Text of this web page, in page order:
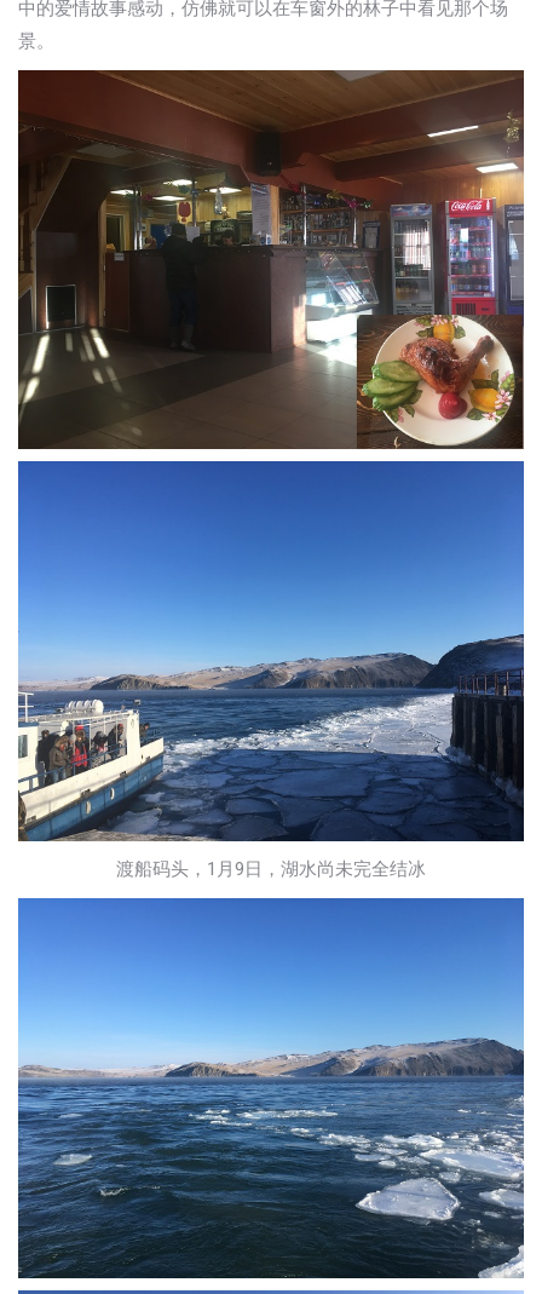
中的爱情故事感动，仿佛就可以在车窗外的林子中看见那个场
景。
渡船码头，1月9日，湖水尚未完全结冰